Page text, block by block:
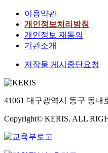
이용약관
개인정보처리방침
개인정보 재동의
기관소개
저작물 게시중단요청
41061 대구광역시 동구 동내
Copyright© KERIS. ALL